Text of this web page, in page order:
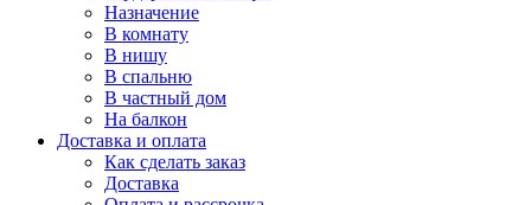
Назначение
В комнату
В нишу
В спальню
В частный дом
На балкон
Доставка и оплата
Как сделать заказ
Доставка